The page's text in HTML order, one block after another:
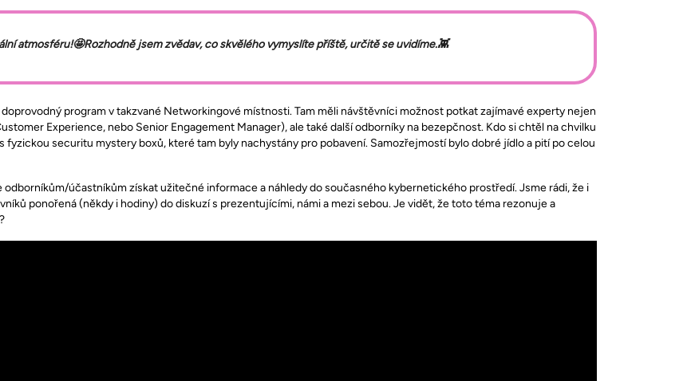
atmosféru!🤩Rozhodně jsem zvědav, co skvělého vymyslíte příště, určitě se uvidíme.👾
program v takzvané Networkingové místnosti. Tam měli návštěvníci možnost potkat zajímavé experty nejen
Experience, nebo Senior Engagement Manager), ale také další odborníky na bezepčnost. Kdo si chtěl na chvilku
securitu mystery boxů, které tam byly nachystány pro pobavení. Samozřejmostí bylo dobré jídlo a pití po celou
účastníkům získat užitečné informace a náhledy do současného kybernetického prostředí. Jsme rádi, že i
ponořená (někdy i hodiny) do diskuzí s prezentujícími, námi a mezi sebou. Je vidět, že toto téma rezonuje a